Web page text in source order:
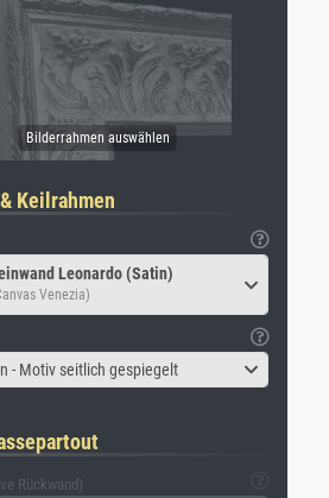
Keilrahmen
Leonardo (Satin)
Venezia)
- Motiv seitlich gespiegelt
Rückwand)